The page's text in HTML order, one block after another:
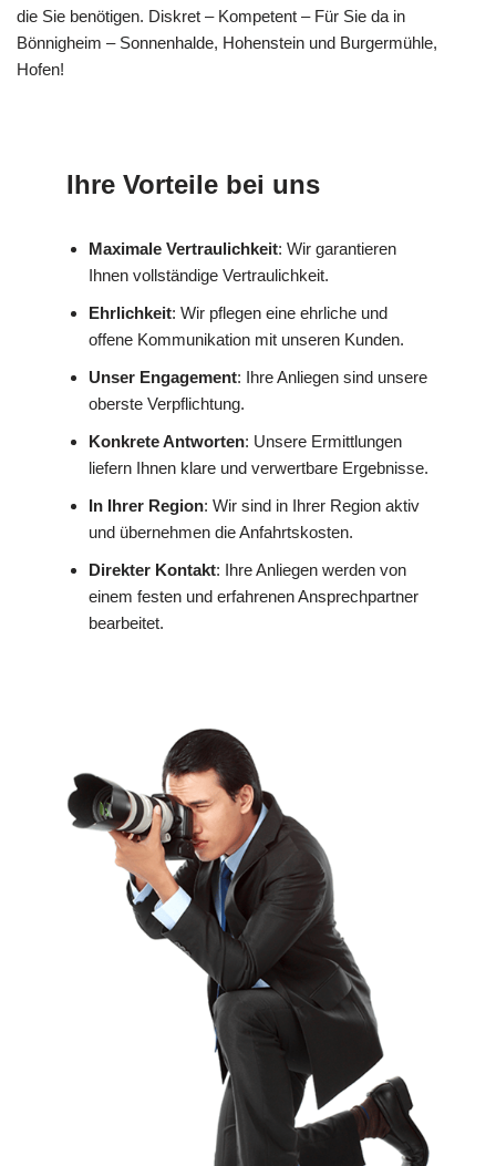
die Sie benötigen. Diskret – Kompetent – Für Sie da in
Bönnigheim – Sonnenhalde, Hohenstein und Burgermühle,
Hofen!
Ihre Vorteile bei uns
Maximale Vertraulichkeit: Wir garantieren
Ihnen vollständige Vertraulichkeit.
Ehrlichkeit: Wir pflegen eine ehrliche und
offene Kommunikation mit unseren Kunden.
Unser Engagement: Ihre Anliegen sind unsere
oberste Verpflichtung.
Konkrete Antworten: Unsere Ermittlungen
liefern Ihnen klare und verwertbare Ergebnisse.
In Ihrer Region: Wir sind in Ihrer Region aktiv
und übernehmen die Anfahrtskosten.
Direkter Kontakt: Ihre Anliegen werden von
einem festen und erfahrenen Ansprechpartner
bearbeitet.